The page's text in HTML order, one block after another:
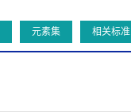
元素集 相关标准